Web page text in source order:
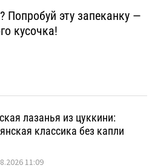
эту запеканку —
кусочка!
лазанья из цуккини:
классика без капли
11:09